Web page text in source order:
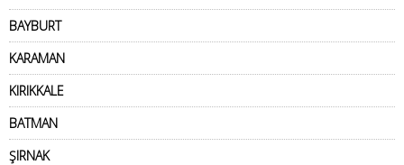
BAYBURT
KARAMAN
KIRIKKALE
BATMAN
ŞIRNAK